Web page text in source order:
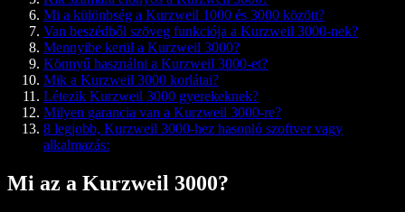
Mi a különbség a Kurzweil 1000 és 3000 között?
Van beszédből szöveg funkciója a Kurzweil 3000-nek?
Mennyibe kerül a Kurzweil 3000?
Könnyű használni a Kurzweil 3000-et?
Mik a Kurzweil 3000 korlátai?
Létezik Kurzweil 3000 gyerekeknek?
Milyen garancia van a Kurzweil 3000-re?
8 legjobb, Kurzweil 3000-hez hasonló szoftver vagy
alkalmazás:
Mi az a Kurzweil 3000?